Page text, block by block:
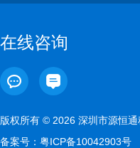
在线咨询
版权所有 © 2026 深圳市源恒
备案号： 粤ICP备10042903号